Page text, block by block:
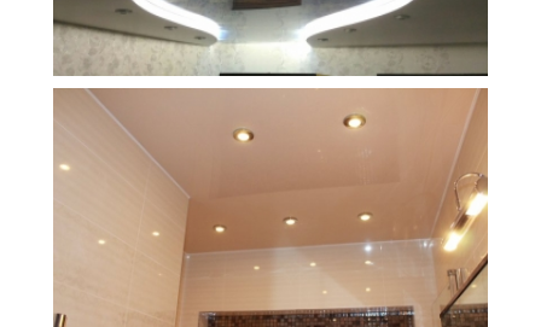
Площадь 15 м2 Стоимость 35 700 руб.